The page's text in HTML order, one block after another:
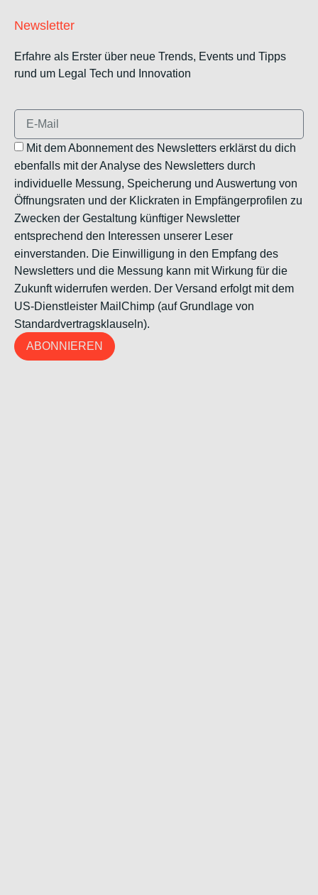
Newsletter
Erfahre als Erster über neue Trends, Events und Tipps
rund um Legal Tech und Innovation
Mit dem Abonnement des Newsletters erklärst du dich
ebenfalls mit der Analyse des Newsletters durch
individuelle Messung, Speicherung und Auswertung von
Öffnungsraten und der Klickraten in Empfängerprofilen zu
Zwecken der Gestaltung künftiger Newsletter
entsprechend den Interessen unserer Leser
einverstanden. Die Einwilligung in den Empfang des
Newsletters und die Messung kann mit Wirkung für die
Zukunft widerrufen werden. Der Versand erfolgt mit dem
US-Dienstleister MailChimp (auf Grundlage von
Standardvertragsklauseln).
ABONNIEREN